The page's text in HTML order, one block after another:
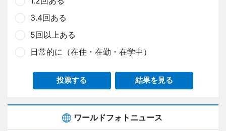
3.4回ある
5回以上ある
日常的に（在住・在勤・在学中）
投票する 結果を見る
ワールドフォトニュース